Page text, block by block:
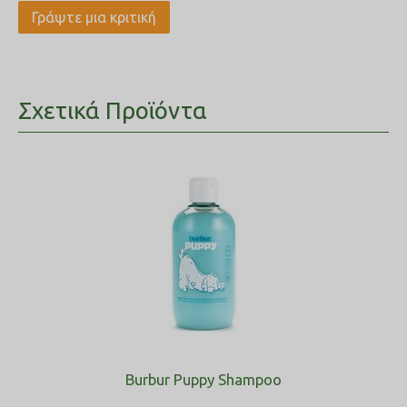
Γράψτε μια κριτική
Σχετικά Προϊόντα
Burbur Puppy Shampoo